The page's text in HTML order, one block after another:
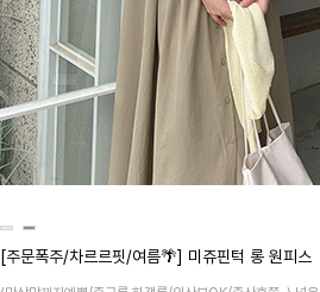
[주문폭주/차르르핏/여름🌴] 미쥬핀턱 롱 원피스